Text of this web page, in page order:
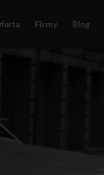
Firmy Blog